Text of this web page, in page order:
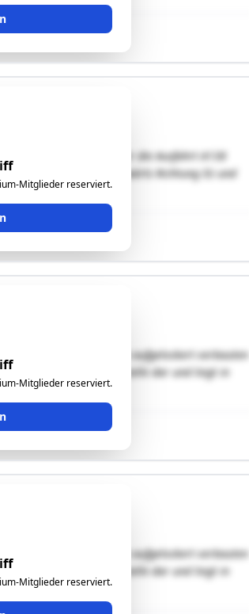
Mitglieder reserviert.
der Südautobahn A2 über die Ausfahrt A138
Straße“ ostwärts Richtung Ilz und
Mitglieder reserviert.
Einheit und liegen im aufgelockert verbauten
stellt eine Eckparzelle dar und liegt in
Mitglieder reserviert.
Einheit und liegen im aufgelockert verbauten
stellt eine Eckparzelle dar und liegt in